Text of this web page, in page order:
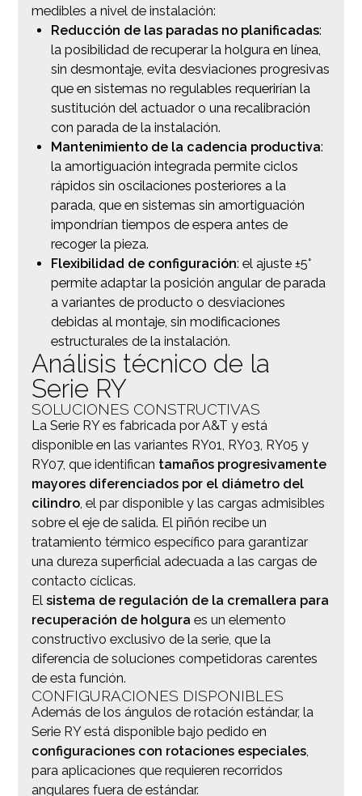
medibles a nivel de instalación:
Reducción de las paradas no planificadas:
la posibilidad de recuperar la holgura en línea,
sin desmontaje, evita desviaciones progresivas
que en sistemas no regulables requerirían la
sustitución del actuador o una recalibración
con parada de la instalación.
Mantenimiento de la cadencia productiva:
la amortiguación integrada permite ciclos
rápidos sin oscilaciones posteriores a la
parada, que en sistemas sin amortiguación
impondrían tiempos de espera antes de
recoger la pieza.
Flexibilidad de configuración: el ajuste ±5°
permite adaptar la posición angular de parada
a variantes de producto o desviaciones
debidas al montaje, sin modificaciones
estructurales de la instalación.
Análisis técnico de la
Serie RY
SOLUCIONES CONSTRUCTIVAS
La Serie RY es fabricada por A&T y está
disponible en las variantes RY01, RY03, RY05 y
RY07, que identifican tamaños progresivamente
mayores diferenciados por el diámetro del
cilindro, el par disponible y las cargas admisibles
sobre el eje de salida. El piñón recibe un
tratamiento térmico específico para garantizar
una dureza superficial adecuada a las cargas de
contacto cíclicas.
El sistema de regulación de la cremallera para
recuperación de holgura es un elemento
constructivo exclusivo de la serie, que la
diferencia de soluciones competidoras carentes
de esta función.
CONFIGURACIONES DISPONIBLES
Además de los ángulos de rotación estándar, la
Serie RY está disponible bajo pedido en
configuraciones con rotaciones especiales,
para aplicaciones que requieren recorridos
angulares fuera de estándar.